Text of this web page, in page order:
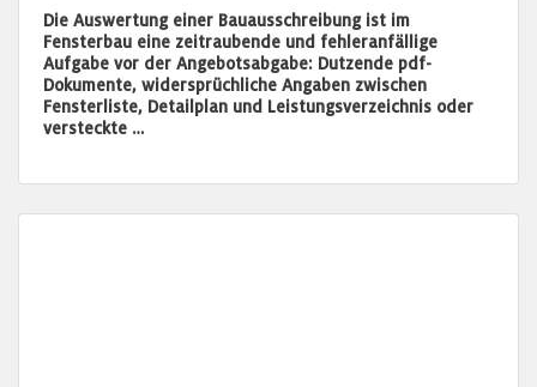
Die Auswertung einer Bauausschreibung ist im
Fensterbau eine zeitraubende und fehleranfällige
Aufgabe vor der Angebotsabgabe: Dutzende pdf-
Dokumente, widersprüchliche Angaben zwischen
Fensterliste, Detailplan und Leistungsverzeichnis oder
versteckte …